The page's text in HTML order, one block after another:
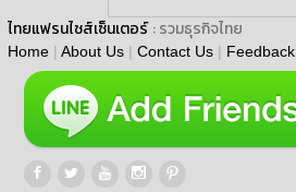
ไทยแฟรนไชส์เซ็นเตอร์ : รวมธุรกิจไทย
Home | About Us | Contact Us | Feedback